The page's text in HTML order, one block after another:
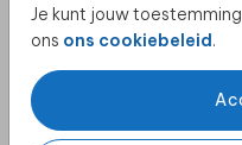
Je kunt jouw
ons ons cookiebeleid.
MENUKAART